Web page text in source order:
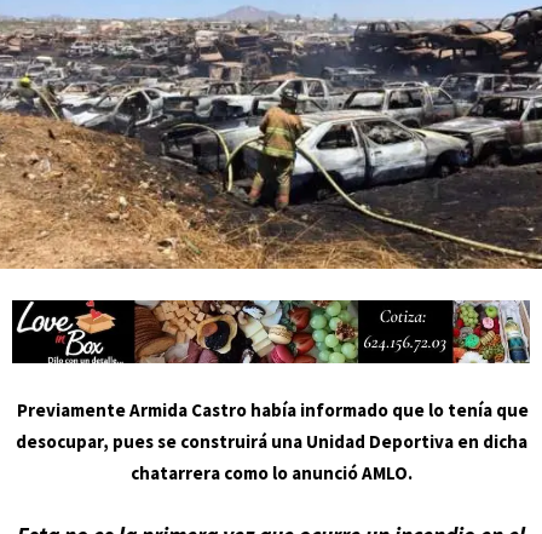
actividades de acceso libre
Previamente Armida Castro había informado que lo tenía que
desocupar, pues se construirá una Unidad Deportivaen dicha
chatarrera como lo anunció AMLO.